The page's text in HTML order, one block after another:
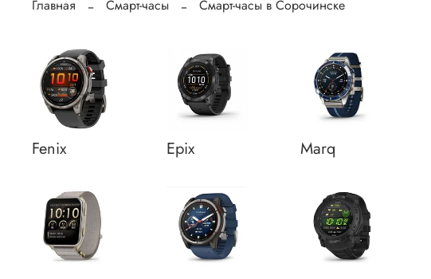
Главная Смарт-часы Смарт-часы в Сорочинске
Fenix Epix Marq